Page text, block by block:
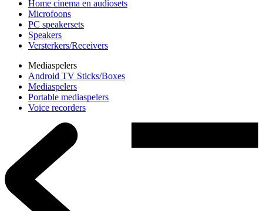
Home cinema en audiosets
Microfoons
PC speakersets
Speakers
Versterkers/Receivers
Mediaspelers
Android TV Sticks/Boxes
Mediaspelers
Portable mediaspelers
Voice recorders